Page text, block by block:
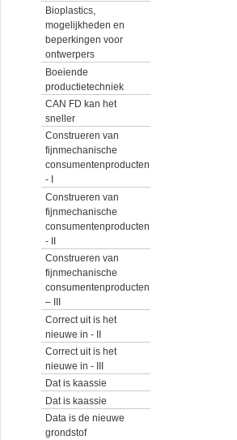
Bioplastics,
mogelijkheden en
beperkingen voor
ontwerpers
Boeiende
productietechniek
CAN FD kan het
sneller
Construeren van
fijnmechanische
consumentenproducten
- I
Construeren van
fijnmechanische
consumentenproducten
- II
Construeren van
fijnmechanische
consumentenproducten
– III
Correct uit is het
nieuwe in - II
Correct uit is het
nieuwe in - III
Dat is kaassie
Dat is kaassie
Data is de nieuwe
grondstof